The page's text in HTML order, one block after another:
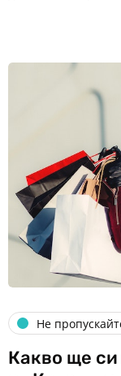
Не
Какво ще си